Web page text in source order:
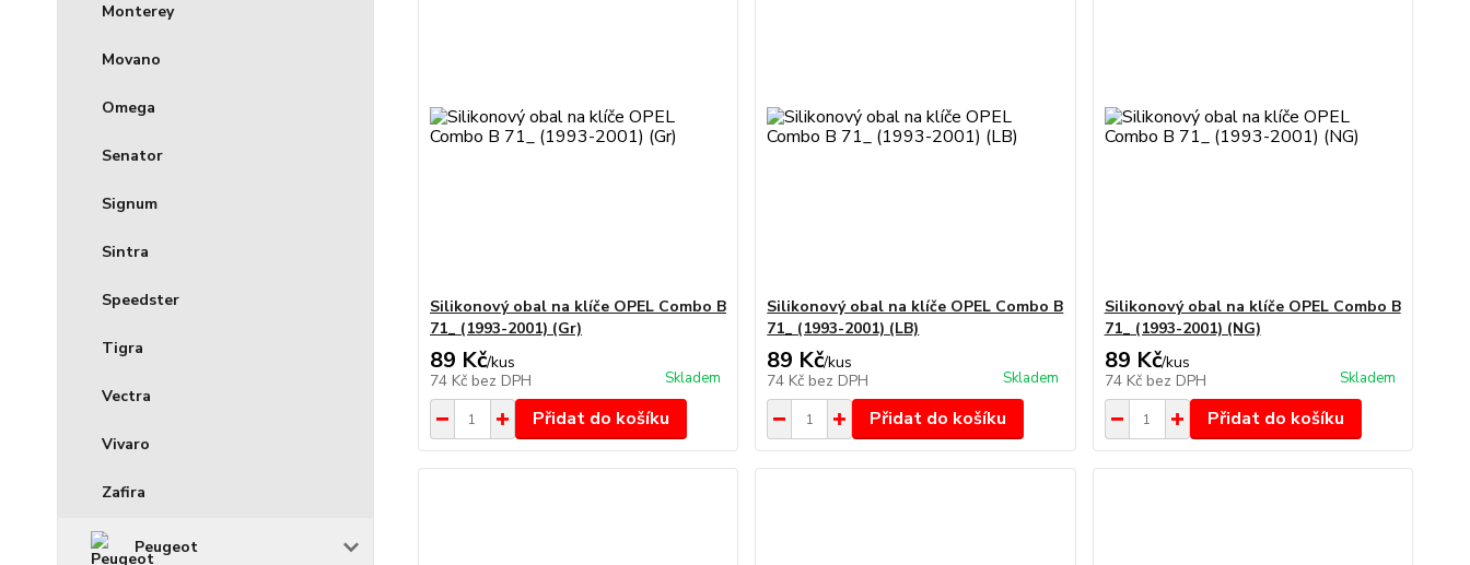
Monterey
Movano
Omega
Senator
Signum
Sintra
Speedster
Tigra
Vectra
Vivaro
Zafira
Peugeot
Silikonový obal na klíče OPEL Combo B
71_ (1993-2001) (Gr)
89 Kč/kus
74 Kč bez DPH Skladem
Přidat do košíku
Silikonový obal na klíče OPEL Combo B
71_ (1993-2001) (LB)
89 Kč/kus
74 Kč bez DPH Skladem
Přidat do košíku
Silikonový obal na klíče OPEL Combo B
71_ (1993-2001) (NG)
89 Kč/kus
74 Kč bez DPH Skladem
Přidat do košíku